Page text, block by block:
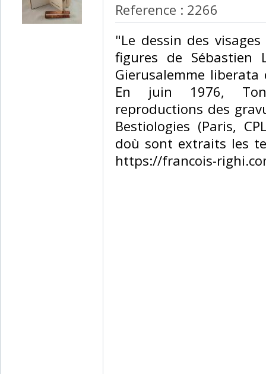
Reference : 2266
‎"Le dessin des
figures de
Gierusalemme
En juin 1976,
reproductions des
Bestiologies (Paris,
doù sont extraits les
https://francois-